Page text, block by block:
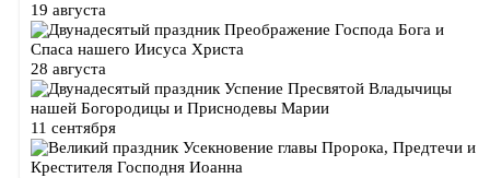
19 августа
Преображение Господа Бога и
Спаса нашего Иисуса Христа
28 августа
Успение Пресвятой Владычицы
нашей Богородицы и Приснодевы Марии
11 сентября
Усекновение главы Пророка, Предтечи и
Крестителя Господня Иоанна